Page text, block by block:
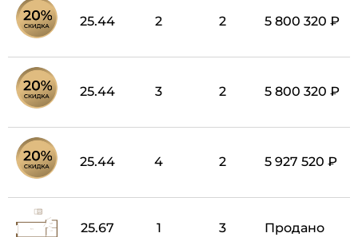
25.44 2 2 5 800 320 ₽
25.44 3 2 5 800 320 ₽
25.44 4 2 5 927 520 ₽
25.67 1 3 Продано